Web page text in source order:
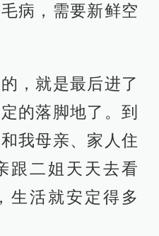
病，需要新鲜空
，就是最后进了
的落脚地了。到
我母亲、家人住
跟二姐天天去看
生活就安定得多